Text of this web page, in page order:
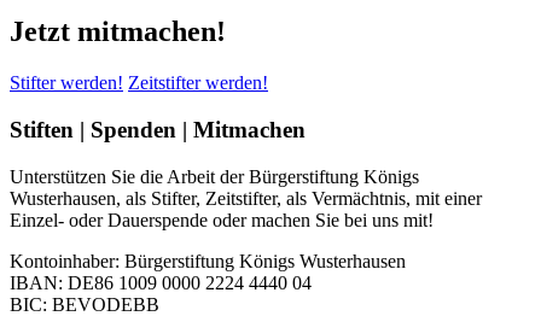
Jetzt mitmachen!
Stifter werden! Zeitstifter werden!
Stiften | Spenden | Mitmachen
Unterstützen Sie die Arbeit der Bürgerstiftung Königs
Wusterhausen, als Stifter, Zeitstifter, als Vermächtnis, mit einer
Einzel- oder Dauerspende oder machen Sie bei uns mit!
Kontoinhaber: Bürgerstiftung Königs Wusterhausen
IBAN: DE86 1009 0000 2224 4440 04
BIC: BEVODEBB